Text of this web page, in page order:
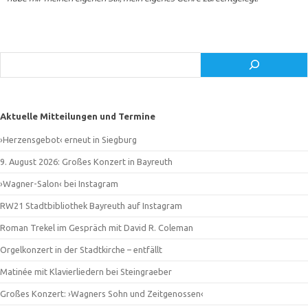
Aktuelle Mitteilungen und Termine
›Herzensgebot‹ erneut in Siegburg
9. August 2026: Großes Konzert in Bayreuth
›Wagner-Salon‹ bei Instagram
RW21 Stadtbibliothek Bayreuth auf Instagram
Roman Trekel im Gespräch mit David R. Coleman
Orgelkonzert in der Stadtkirche – entfällt
Matinée mit Klavierliedern bei Steingraeber
Großes Konzert: ›Wagners Sohn und Zeitgenossen‹